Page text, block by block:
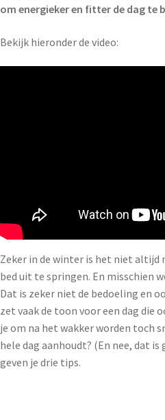
om energieker en fitter de dag te
Bekijk hieronder de video:
Zeker in de winter is het niet
bed uit te springen. En misschien
Dat is zeker niet de bedoeling en
zet vaak de toon voor een dag die
je om na het wakker worden toch
hele dag aanhoudt? (En nee, dat is
geven je drie tips.